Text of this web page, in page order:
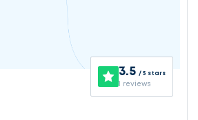
3.5 / 5 stars
1 reviews